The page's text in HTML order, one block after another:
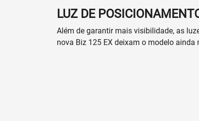
LUZ DE
Além de garantir mais visibilidade, as
nova Biz 125 EX deixam o modelo ainda